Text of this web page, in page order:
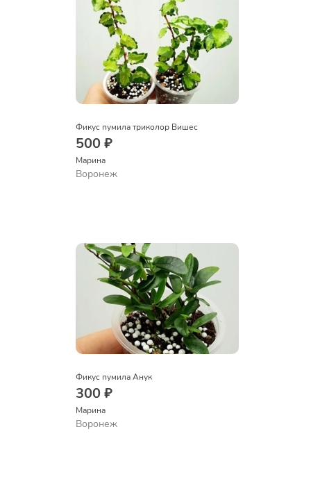
Фикус пумила триколор Вишес
500 ₽
Марина
Воронеж
Фикус пумила Анук
300 ₽
Марина
Воронеж